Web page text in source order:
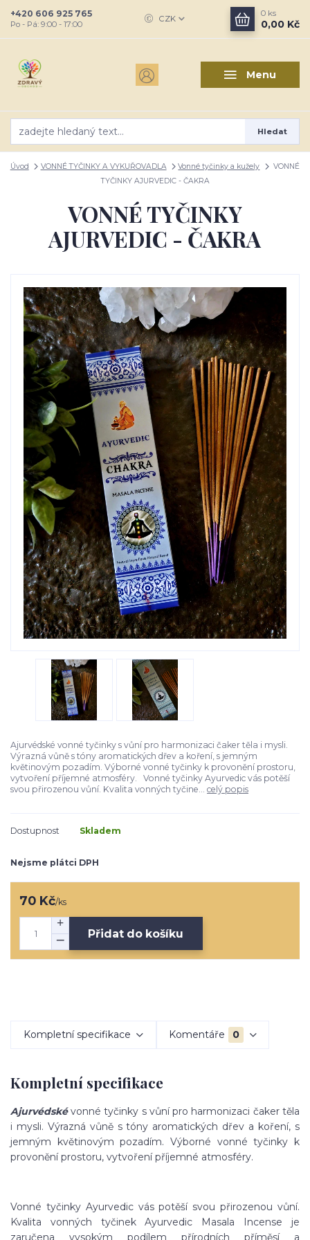
Menu
CZK
Hledat
+420 606 925 765
Po - Pá: 9:00 - 17:00
0 ks
0,00 Kč
Úvod VONNÉ TYČINKY A VYKUŘOVADLA Vonné tyčinky a kužely
VONNÉ
TYČINKY AJURVEDIC - ČAKRA
VONNÉ TYČINKY
AJURVEDIC - ČAKRA
Ajurvédské vonné tyčinky s vůní pro harmonizaci čaker těla i mysli.
Výrazná vůně s tóny aromatických dřev a koření, s jemným
květinovým pozadím. Výborné vonné tyčinky k provonění prostoru,
vytvoření příjemné atmosféry. Vonné tyčinky Ayurvedic vás potěší
svou přirozenou vůní. Kvalita vonných tyčine... celý popis
Dostupnost Skladem
Nejsme plátci DPH
70 Kč/ks
Přidat do košíku
Kompletní specifikace Komentáře 0
Kompletní specifikace
Ajurvédskévonné tyčinky s vůní pro harmonizaci čaker těla
i mysli. Výrazná vůně s tóny aromatických dřev a koření, s
jemným květinovým pozadím. Výborné vonné tyčinky k
provonění prostoru, vytvoření příjemné atmosféry.
Vonné tyčinky Ayurvedic vás potěší svou přirozenou vůní.
Kvalita vonných tyčinek Ayurvedic Masala Incense je
zaručena vysokým podílem přírodních příměsí a